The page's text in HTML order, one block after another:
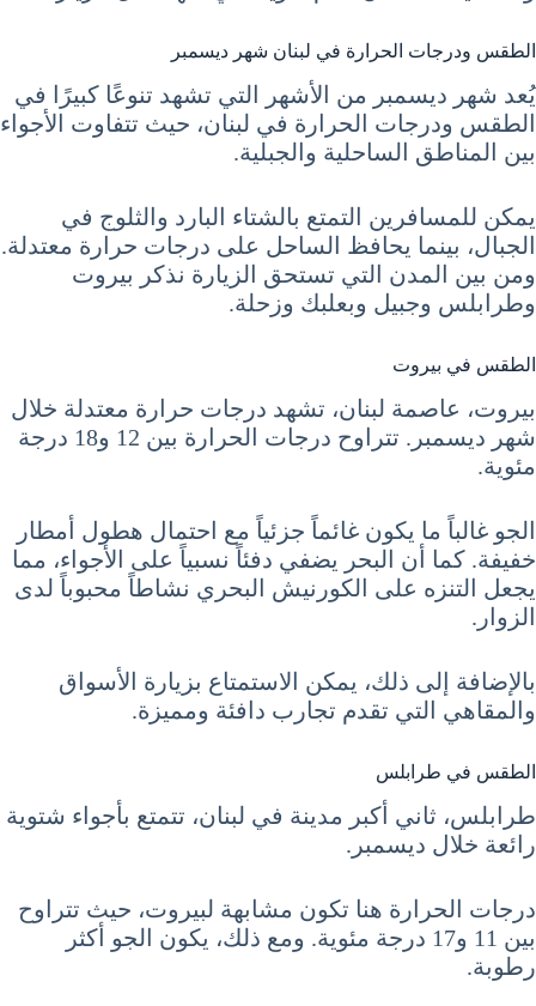
الطقس ودرجات الحرارة في لبنان شهر ديسمبر
يُعد شهر ديسمبر من الأشهر التي تشهد تنوعًا كبيرًا في
الطقس ودرجات الحرارة في لبنان، حيث تتفاوت الأجواء
بين المناطق الساحلية والجبلية.
يمكن للمسافرين التمتع بالشتاء البارد والثلوج في
الجبال، بينما يحافظ الساحل على درجات حرارة معتدلة.
ومن بين المدن التي تستحق الزيارة نذكر بيروت
وطرابلس وجبيل وبعلبك وزحلة.
الطقس في بيروت
بيروت، عاصمة لبنان، تشهد درجات حرارة معتدلة خلال
شهر ديسمبر. تتراوح درجات الحرارة بين 12 و18 درجة
مئوية.
الجو غالباً ما يكون غائماً جزئياً مع احتمال هطول أمطار
خفيفة. كما أن البحر يضفي دفئاً نسبياً على الأجواء، مما
يجعل التنزه على الكورنيش البحري نشاطاً محبوباً لدى
الزوار.
بالإضافة إلى ذلك، يمكن الاستمتاع بزيارة الأسواق
والمقاهي التي تقدم تجارب دافئة ومميزة.
الطقس في طرابلس
طرابلس، ثاني أكبر مدينة في لبنان، تتمتع بأجواء شتوية
رائعة خلال ديسمبر.
درجات الحرارة هنا تكون مشابهة لبيروت، حيث تتراوح
بين 11 و17 درجة مئوية. ومع ذلك، يكون الجو أكثر
رطوبة.